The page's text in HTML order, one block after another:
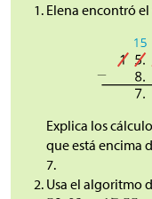
Elena encontró
Explica los
que está encima
7.
Usa el algoritmo